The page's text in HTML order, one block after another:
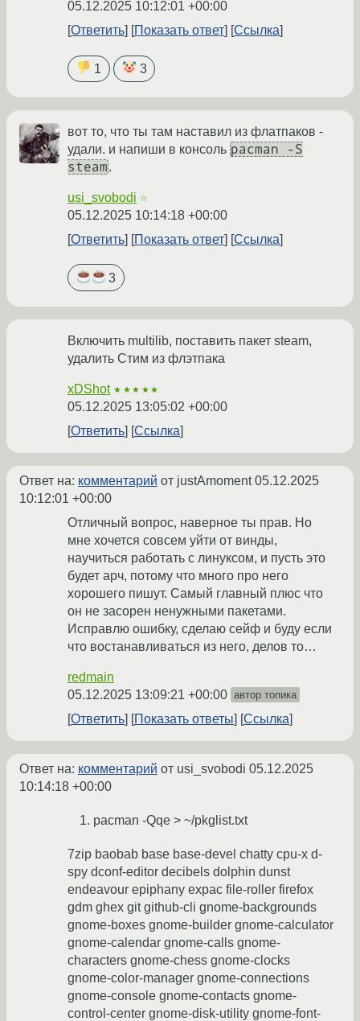
05.12.2025 10:12:01 +00:00
Ответить
Показать ответ Ссылка
1 3
вот то, что ты там наставил из флатпаков -
удали. и напиши в консоль pacman -S
steam.
usi_svobodi ☆
05.12.2025 10:14:18 +00:00
Ответить
Показать ответ Ссылка
3
Включить multilib, поставить пакет steam,
удалить Стим из флэтпака
xDShot ★★★★★
05.12.2025 13:05:02 +00:00
Ответить
Ссылка
Ответ на: комментарий от justAmoment05.12.2025
10:12:01 +00:00
Отличный вопрос, наверное ты прав. Но
мне хочется совсем уйти от винды,
научиться работать с линуксом, и пусть это
будет арч, потому что много про него
хорошего пишут. Самый главный плюс что
он не засорен ненужными пакетами.
Исправлю ошибку, сделаю сейф и буду если
что востанавливаться из него, делов то…
redmain
05.12.2025 13:09:21 +00:00 автор топика
Ответить Показать ответы Ссылка
Ответ на: комментарий от usi_svobodi 05.12.2025
10:14:18 +00:00
pacman -Qqe > ~/pkglist.txt
7zip baobab base base-devel chatty cpu-x d-
spy dconf-editor decibels dolphin dunst
endeavour epiphany expac file-roller firefox
gdm ghex git github-cli gnome-backgrounds
gnome-boxes gnome-builder gnome-calculator
gnome-calendar gnome-calls gnome-
characters gnome-chess gnome-clocks
gnome-color-manager gnome-connections
gnome-console gnome-contacts gnome-
control-center gnome-disk-utility gnome-font-